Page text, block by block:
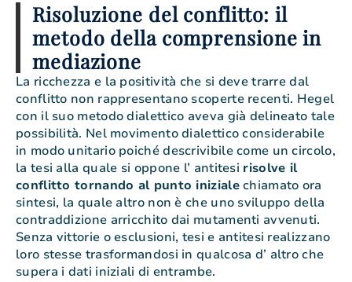
Risoluzione del conflitto: il
metodo della comprensione in
mediazione
La ricchezza e la positività che si deve trarre dal
conflitto non rappresentano scoperte recenti. Hegel
con il suo metodo dialettico aveva già delineato tale
possibilità. Nel movimento dialettico considerabile
in modo unitario poiché descrivibile come un circolo,
la tesi alla quale si oppone l’ antitesi risolve il
conflitto tornando al punto inizialechiamato ora
sintesi, la quale altro non è che uno sviluppo della
contraddizione arricchito dai mutamenti avvenuti.
Senza vittorie o esclusioni, tesi e antitesi realizzano
loro stesse trasformandosi in qualcosa d’ altro che
supera i dati iniziali di entrambe.